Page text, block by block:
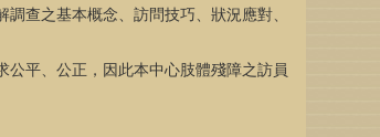
查之基本概念、訪問技巧、狀況應對、
公平、公正，因此本中心肢體殘障之訪員